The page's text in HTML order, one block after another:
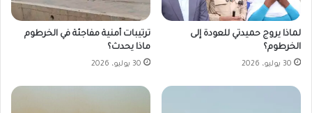
لماذا يروج حميدتي للعودة إلى
الخرطوم؟
30 يوليو، 2026
ترتيبات أمنية مفاجئة في الخرطوم
ماذا يحدث؟
30 يوليو، 2026